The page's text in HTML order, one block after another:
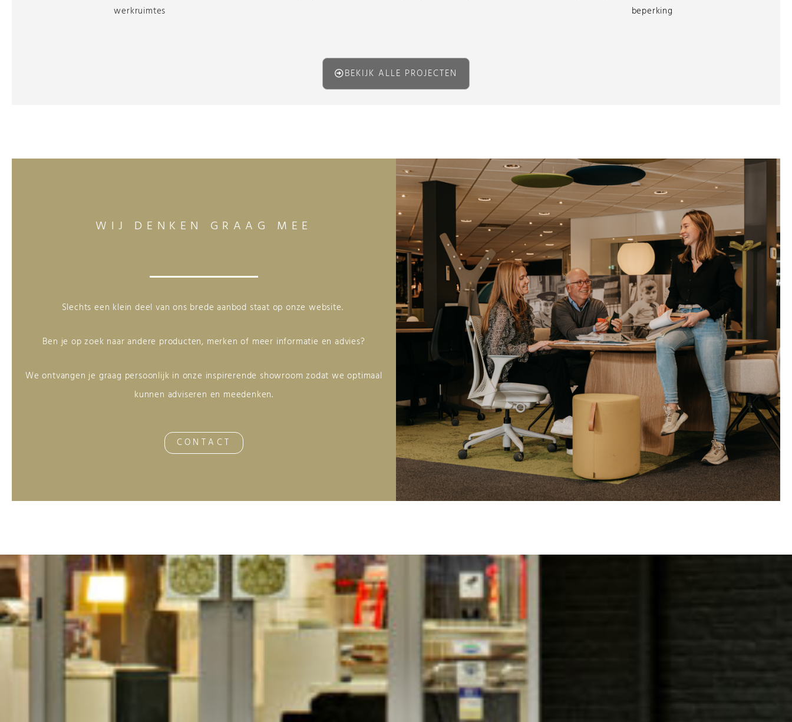
werkruimtes
beperking
BEKIJK ALLE PROJECTEN
WIJ DENKEN GRAAG MEE
Slechts een klein deel van ons brede aanbod staat op onze website.
Ben je op zoek naar andere producten, merken of meer informatie en advies?
We ontvangen je graag persoonlijk in onze inspirerende showroom zodat we optimaal
kunnen adviseren en meedenken.
CONTACT